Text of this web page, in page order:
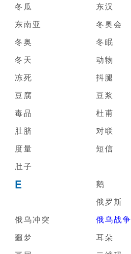
冬瓜
东汉
东南亚
冬奥会
冬奥
冬眠
冬天
动物
冻死
抖腿
豆腐
豆浆
毒品
杜甫
肚脐
对联
度量
短信
肚子
E
鹅
俄罗斯
俄乌冲突
俄乌战争
噩梦
耳朵